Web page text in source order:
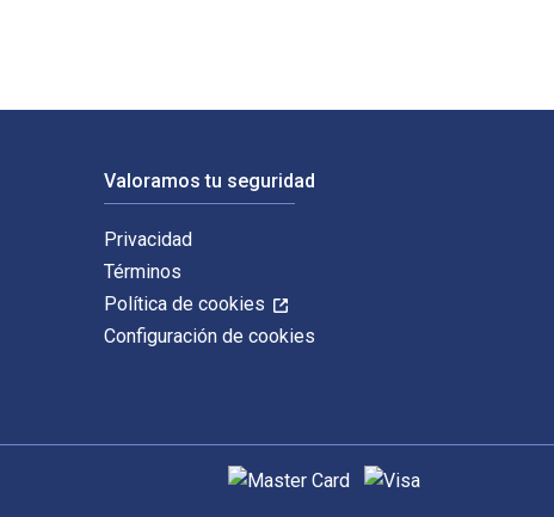
Valoramos tu seguridad
Privacidad
Términos
Política de cookies
Configuración de cookies
Métodos de pago admitidos